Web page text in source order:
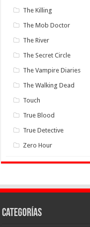
The Killing
The Mob Doctor
The River
The Secret Circle
The Vampire Diaries
The Walking Dead
Touch
True Blood
True Detective
Zero Hour
Categorías